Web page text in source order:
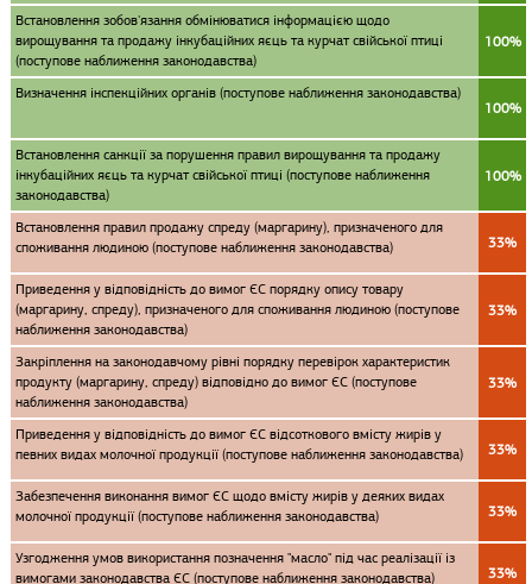
Встановлення зобов'язання обмінюватися інформацією щодо
вирощування та продажу інкубаційних яєць та курчат свійської птиці
(поступове наближення законодавства)
100%
Визначення інспекційних органів (поступове наближення законодавства)
100%
Встановлення санкції за порушення правил вирощування та продажу
інкубаційних яєць та курчат свійської птиці (поступове наближення
законодавства)
100%
Встановлення правил продажу спреду (маргарину), призначеного для
споживання людиною (поступове наближення законодавства)
33%
Приведення у відповідність до вимог ЄС порядку опису товару
(маргарину, спреду), призначеного для споживання людиною (поступове
наближення законодавства)
33%
Закріплення на законодавчому рівні порядку перевірок характеристик
продукту (маргарину, спреду) відповідно до вимог ЄС (поступове
наближення законодавства)
33%
Приведення у відповідність до вимог ЄС відсоткового вмісту жирів у
певних видах молочної продукції (поступове наближення законодавства)
33%
Забезпечення виконання вимог ЄС щодо вмісту жирів у деяких видах
молочної продукції (поступове наближення законодавства)
33%
Узгодження умов використання позначення "масло" під час реалізації із
вимогами законодавства ЄС (поступове наближення законодавства)
33%